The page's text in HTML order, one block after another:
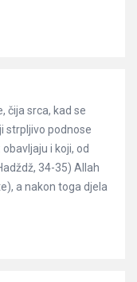
čija srca, kad se
strpljivo podnose
i koji, od
34-35) Allah
a nakon toga djela